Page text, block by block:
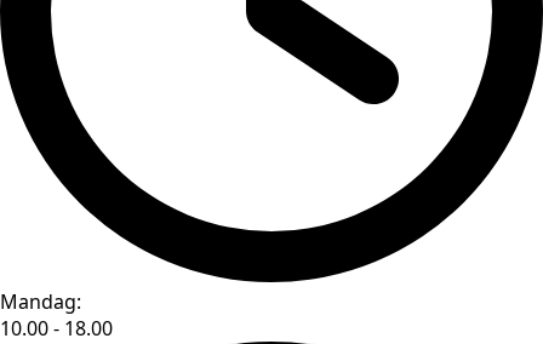
Mandag:
10.00 - 18.00